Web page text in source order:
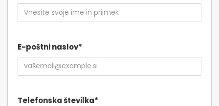
E-poštni naslov*
Telefonska številka*